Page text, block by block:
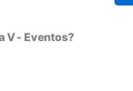
V - Eventos?